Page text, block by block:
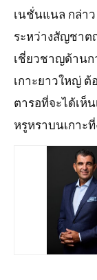
เนชั่นแนล กล่า
ระหว่างสัญชาต
เชี่ยวชาญด้านก
เกาะยาวใหญ่ ต้
ตารอที่จะได้เห็
หรูหราบนเกาะ